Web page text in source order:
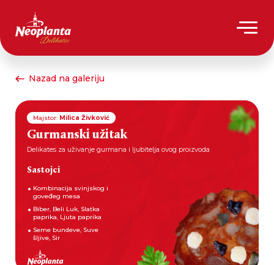
Nazad na galeriju
Majstor: Milica Živković
Gurmanski užitak
Delikates za uživanje gurmana i ljubitelja ovog proizvoda
Sastojci
Kombinacija svinjskog i
goveđeg mesa
Biber, Beli Luk, Slatka
paprika, Ljuta paprika
Seme bundeve, Suve
šljive, Sir